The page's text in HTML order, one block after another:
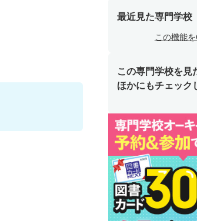
最近見た専門学校
この機能
この専門学校を見
ほかにもチェック